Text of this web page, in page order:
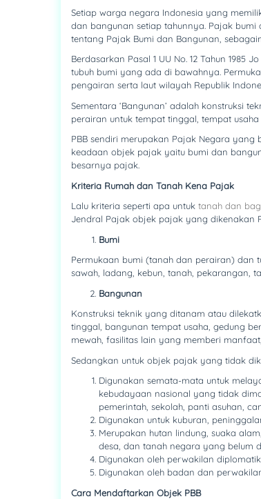
Setiap warga negara Indonesia yang
dan bangunan setiap tahunnya. Pajak bumi
tentang Pajak Bumi dan Bangunan,
Berdasarkan Pasal 1 UU No. 12 Tahun 1985
tubuh bumi yang ada di bawahnya.
pengairan serta laut wilayah Republik
Sementara ‘Bangunan’ adalah konstruksi
perairan untuk tempat tinggal, tempat
PBB sendiri merupakan Pajak Negara
keadaan objek pajak yaitu bumi dan
besarnya pajak.
Kriteria Rumah dan Tanah Kena Pajak
Lalu kriteria seperti apa untuk tanah dan
Jendral Pajak objek pajak yang dikenakan
Bumi
Permukaan bumi (tanah dan perairan) dan
sawah, ladang, kebun, tanah, pekarangan,
Bangunan
Konstruksi teknik yang ditanam atau
tinggal, bangunan tempat usaha, gedung
mewah, fasilitas lain yang memberi
Sedangkan untuk objek pajak yang tidak
Digunakan semata-mata untuk
kebudayaan nasional yang tidak
pemerintah, sekolah, panti asuhan,
Digunakan untuk kuburan,
Merupakan hutan lindung, suaka
desa, dan tanah negara yang belum
Digunakan oleh perwakilan
Digunakan oleh badan dan
Cara Mendaftarkan Objek PBB